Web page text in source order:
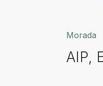
Morada
AIP,